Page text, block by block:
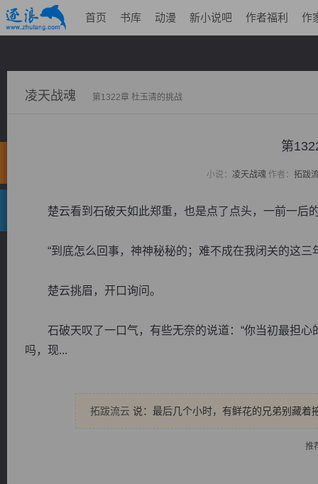
首页 书库 动漫 新小说吧 作者福利 作
凌天战魂 第1322章 杜玉清的挑战
第
小说： 凌天战魂作者： 拓跋
楚云看到石破天如此郑重，也是点了点头，一前一后
“到底怎么回事，神神秘秘的；难不成在我闭关的这三
楚云挑眉，开口询问。
石破天叹了一口气，有些无奈的说道：“你当初最担心
吗，现...
拓跋流云 说：最后几个小时，有鲜花的兄弟别藏着
推